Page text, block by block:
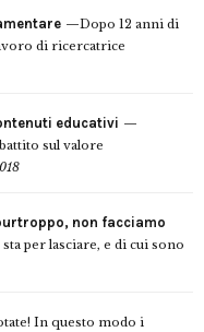
Dopo 12 anni di
di ricercatrice
educativi
sul valore
non facciamo
per lasciare, e di cui sono
In questo modo i